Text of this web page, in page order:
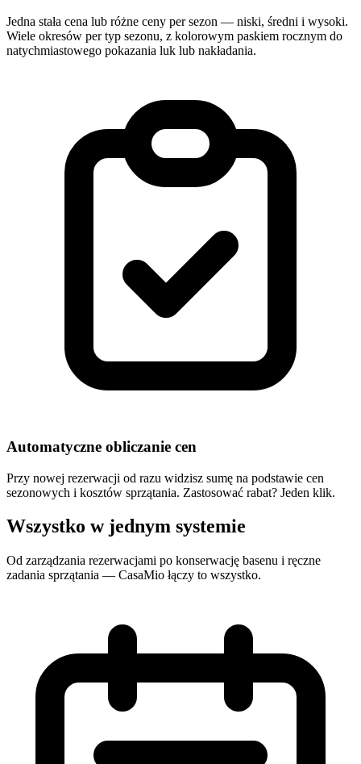
Jedna stała cena lub różne ceny per sezon — niski, średni i wysoki.
Wiele okresów per typ sezonu, z kolorowym paskiem rocznym do
natychmiastowego pokazania luk lub nakładania.
Automatyczne obliczanie cen
Przy nowej rezerwacji od razu widzisz sumę na podstawie cen
sezonowych i kosztów sprzątania. Zastosować rabat? Jeden klik.
Wszystko w jednym systemie
Od zarządzania rezerwacjami po konserwację basenu i ręczne
zadania sprzątania — CasaMio łączy to wszystko.